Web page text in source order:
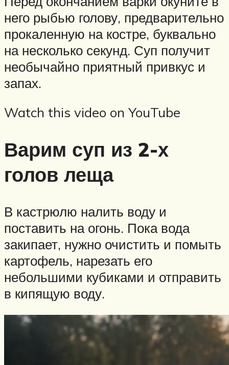
него рыбью голову, предварительно
прокаленную на костре, буквально
на несколько секунд. Суп получит
необычайно приятный привкус и
запах.
Watch this video on YouTube
Варим суп из 2-х
голов леща
В кастрюлю налить воду и
поставить на огонь. Пока вода
закипает, нужно очистить и помыть
картофель, нарезать его
небольшими кубиками и отправить
в кипящую воду.